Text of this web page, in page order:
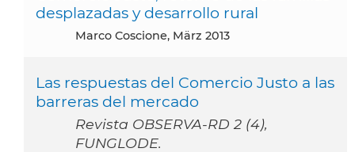
desplazadas y desarrollo rural
Marco Coscione, März 2013
Las respuestas del Comercio Justo a las
barreras del mercado
Revista OBSERVA-RD 2 (4),
FUNGLODE.